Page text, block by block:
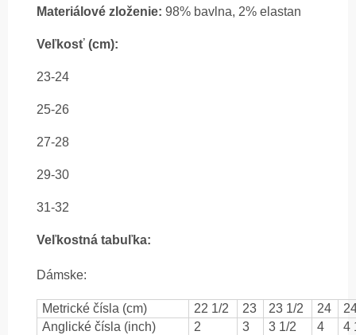
Materiálové zloženie: 98% bavlna, 2% elastan
Veľkosť (cm):
23-24
25-26
27-28
29-30
31-32
Veľkostná tabuľka:
Dámske:
Metrické čísla (cm) 22 1/2 23 23 1/2 24
Anglické čísla (inch)
2 3 3 1/2 4
4